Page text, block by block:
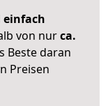
einfach
von nurca.
Beste daran
Preisen